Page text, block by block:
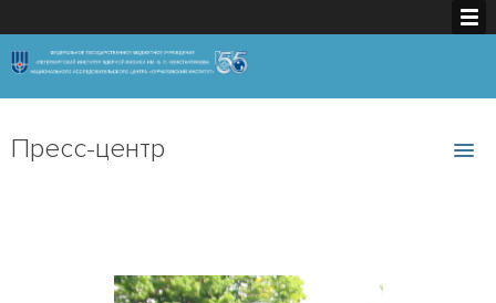
Пресс-центр